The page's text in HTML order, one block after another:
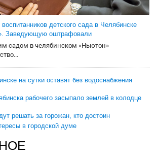
детского сада в Челябинске
Заведующую оштрафовали
садом в челябинском «Ньютон»
на сутки оставят без водоснабжения
рабочего засыпало землей в колодце
решать за горожан, кто достоин
в городской думе